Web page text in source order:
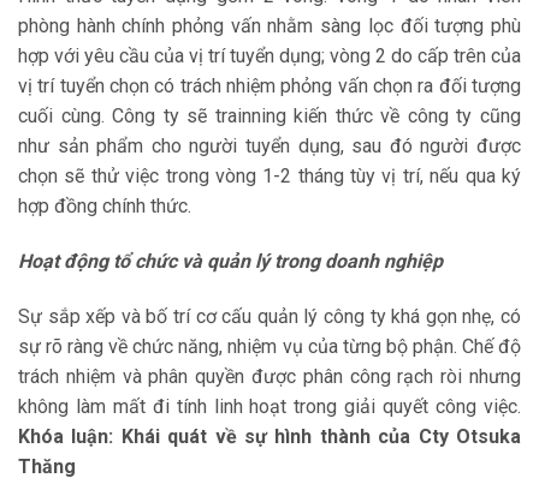
phòng hành chính phỏng vấn nhằm sàng lọc đối tượng phù
hợp với yêu cầu của vị trí tuyển dụng; vòng 2 do cấp trên của
vị trí tuyển chọn có trách nhiệm phỏng vấn chọn ra đối tượng
cuối cùng. Công ty sẽ trainning kiến thức về công ty cũng
như sản phẩm cho người tuyển dụng, sau đó người được
chọn sẽ thử việc trong vòng 1-2 tháng tùy vị trí, nếu qua ký
hợp đồng chính thức.
Hoạt động tổ chức và quản lý trong doanh nghiệp
Sự sắp xếp và bố trí cơ cấu quản lý công ty khá gọn nhẹ, có
sự rõ ràng về chức năng, nhiệm vụ của từng bộ phận. Chế độ
trách nhiệm và phân quyền được phân công rạch ròi nhưng
không làm mất đi tính linh hoạt trong giải quyết công việc.
Khóa luận: Khái quát về sự hình thành của Cty Otsuka
Thăng